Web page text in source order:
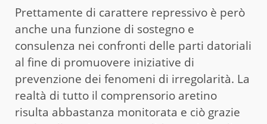
Prettamente di carattere repressivo è però
anche una funzione di sostegno e
consulenza nei confronti delle parti datoriali
al fine di promuovere iniziative di
prevenzione dei fenomeni di irregolarità. La
realtà di tutto il comprensorio aretino
risulta abbastanza monitorata e ciò grazie